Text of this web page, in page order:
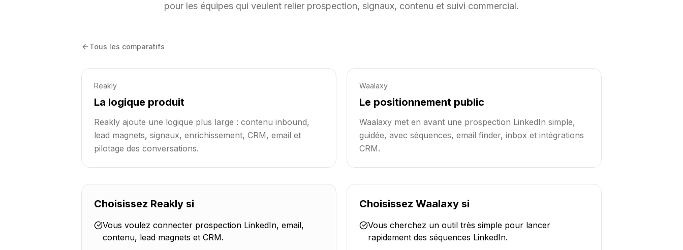
pour les équipes qui veulent relier prospection, signaux, contenu et suivi commercial.
Tous les comparatifs
Reakly
La logique produit
Reakly ajoute une logique plus large : contenu inbound,
lead magnets, signaux, enrichissement, CRM, email et
pilotage des conversations.
Waalaxy
Le positionnement public
Waalaxy met en avant une prospection LinkedIn simple,
guidée, avec séquences, email finder, inbox et intégrations
CRM.
Choisissez Reakly si
Vous voulez connecter prospection LinkedIn, email,
contenu, lead magnets et CRM.
Choisissez Waalaxy si
Vous cherchez un outil très simple pour lancer
rapidement des séquences LinkedIn.